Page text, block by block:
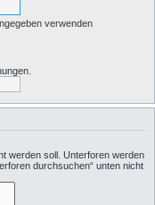
verwenden
werden soll. Unterforen werden
durchsuchen“ unten nicht